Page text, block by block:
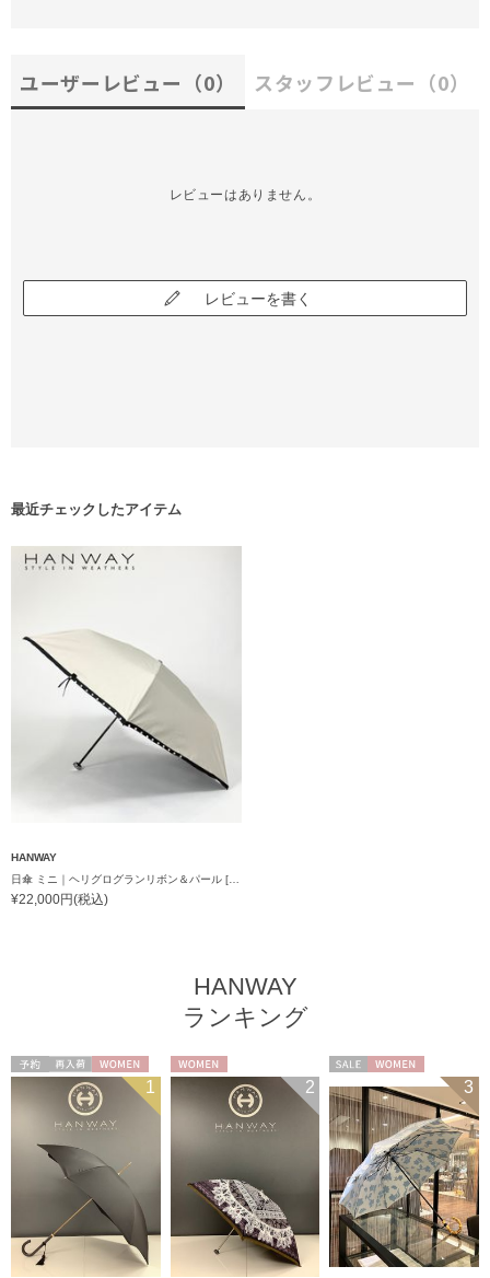
ユーザーレビュー （0） スタッフレビュー （0）
レビューはありません。
レビューを書く
最近チェックしたアイテム
HANWAY
¥22,000円(税込)
HANWAY
ランキング
予約 再入荷 WOMEN 1 WOMEN 2 3